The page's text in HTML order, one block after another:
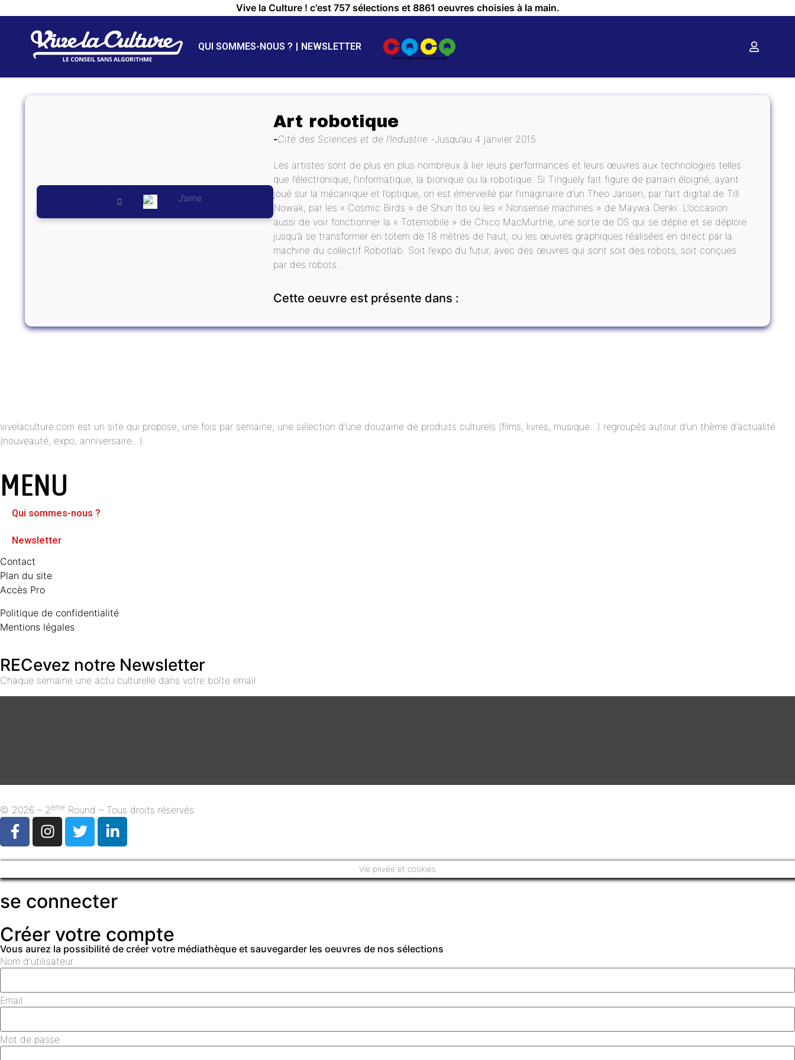
Vive la Culture ! c'est 757 sélections et 8861 oeuvres choisies à la main.
QUI SOMMES-NOUS ? NEWSLETTER
J’aime
Art robotique
Cité des Sciences et de l’Industrie Jusqu’au 4 janvier 2015
Les artistes sont de plus en plus nombreux à lier leurs performances et leurs œuvres aux technologies telles
que l’électronique, l’informatique, la bionique ou la robotique. Si Tinguely fait figure de parrain éloigné, ayant
joué sur la mécanique et l’optique, on est émerveillé par l’imaginaire d’un Theo Jansen, par l’art digital de Till
Nowak, par les « Cosmic Birds » de Shun Ito ou les « Nonsense machines » de Maywa Denki. L’occasion
aussi de voir fonctionner la « Totemobile » de Chico MacMurtrie, une sorte de DS qui se déplie et se déploie
jusqu’à se transformer en totem de 18 mètres de haut, ou les œuvres graphiques réalisées en direct par la
machine du collectif Robotlab. Soit l’expo du futur, avec des œuvres qui sont soit des robots, soit conçues
par des robots...
Cette oeuvre est présente dans :
vivelaculture.com est un site qui propose, une fois par semaine, une sélection d’une douzaine de produits culturels (films, livres, musique…) regroupés autour d’un thème d’actualité
(nouveauté, expo, anniversaire…).
MENU
Qui sommes-nous ?
Newsletter
Contact
Plan du site
Accès Pro
Politique de confidentialité
Mentions légales
RECevez notre Newsletter
Chaque semaine une actu culturelle dans votre boîte email
© 2026 – 2ème Round – Tous droits réservés.
Vie privée et cookies
se connecter
Créer votre compte
Vous aurez la possibilité de créer votre médiathèque et sauvegarder les oeuvres de nos sélections
Nom d'utilisateur
Email
Mot de passe